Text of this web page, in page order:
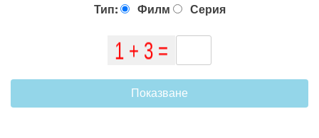
Тип: Филм Серия
Показване